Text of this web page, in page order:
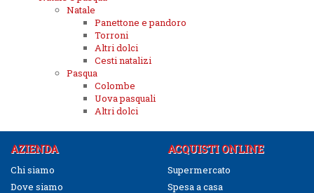
Natale
Panettone e pandoro
Torroni
Altri dolci
Cesti natalizi
Pasqua
Colombe
Uova pasquali
Altri dolci
AZIENDA
Chi siamo
Dove siamo
ACQUISTI ONLINE
Supermercato
Spesa a casa